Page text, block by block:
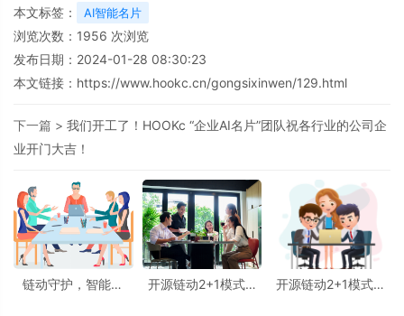
本文标签：
AI智能名片
浏览次数： 1956 次浏览
发布日期：2024-01-28 08:30:23
本文链接： https://www.hookc.cn/gongsixinwen/129.html
下一篇 > 我们开工了！HOOKc “企业AI名片”团队祝各行业的公司企
业开门大吉！
链动守护，智能闪
开源链动2+1模式AI
开源链动2+1模式AI